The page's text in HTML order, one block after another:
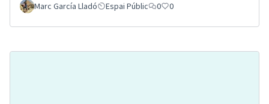
Marc García Lladó Espai Públic 0 0